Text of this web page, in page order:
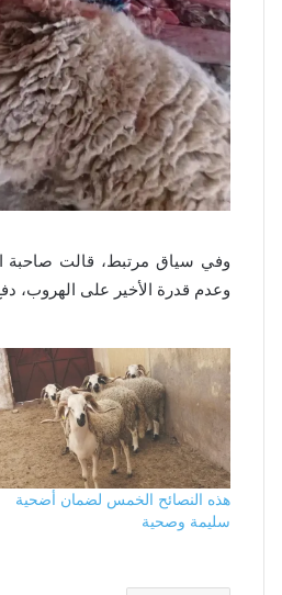
وفي سياق مرتبط، قالت صاحبة
وعدم قدرة الأخير على الهروب،
هذه النصائح الخمس لضمان أضحية
سليمة وصحية